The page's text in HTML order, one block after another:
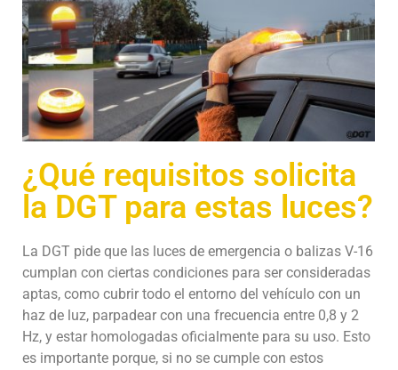
¿Qué requisitos solicita
la DGT para estas luces?
La DGT pide que las luces de emergencia o balizas V-16
cumplan con ciertas condiciones para ser consideradas
aptas, como cubrir todo el entorno del vehículo con un
haz de luz, parpadear con una frecuencia entre 0,8 y 2
Hz, y estar homologadas oficialmente para su uso. Esto
es importante porque, si no se cumple con estos